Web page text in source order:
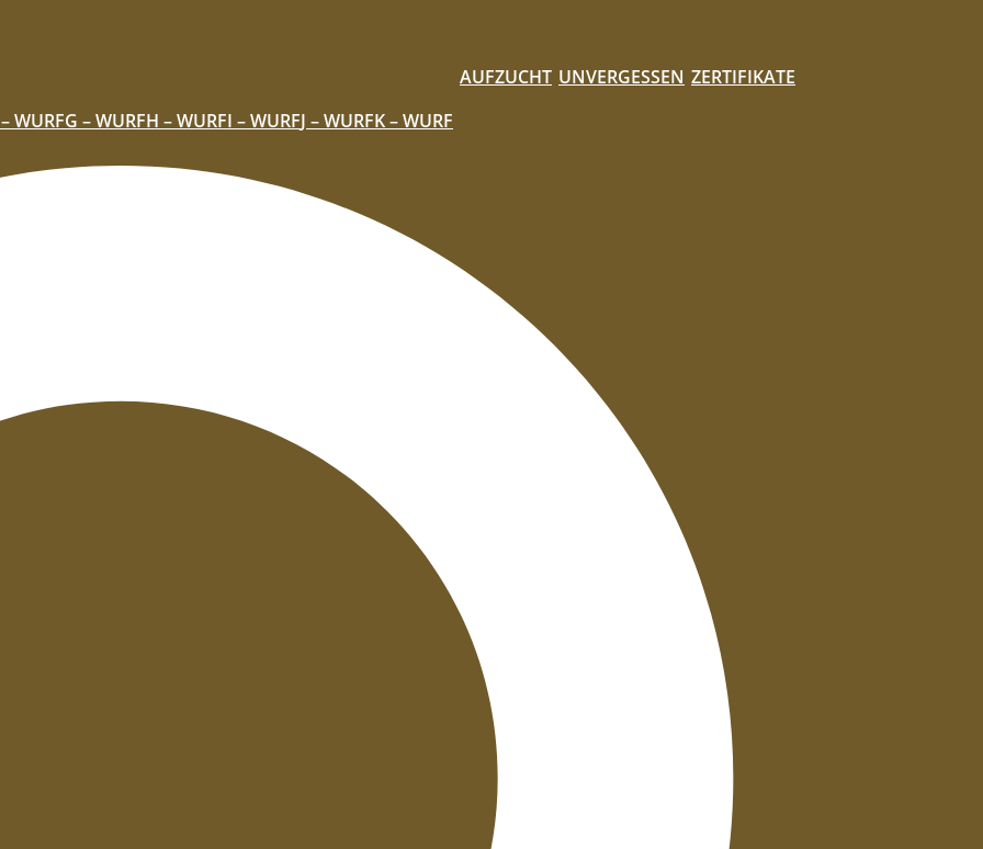
WURFG – WURFH – WURFI – WURFJ – WURFK – WURF
AUFZUCHT UNVERGESSEN ZERTIFIKATE